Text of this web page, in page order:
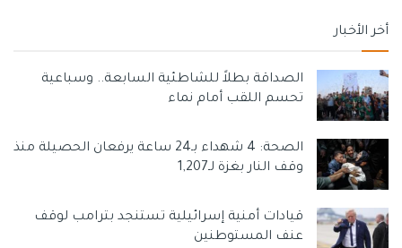
أخر الأخبار
الصداقة بطلاً للشاطئية السابعة.. وسباعية
تحسم اللقب أمام نماء
الصحة: 4 شهداء بـ24 ساعة يرفعان الحصيلة منذ
وقف النار بغزة لـ1,207
قيادات أمنية إسرائيلية تستنجد بترامب لوقف
عنف المستوطنين